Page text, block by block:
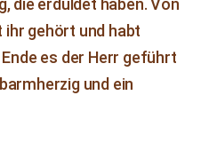
ihr gehört und habt
es der Herr geführt
und ein